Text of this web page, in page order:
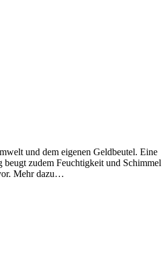
und dem eigenen Geldbeutel. Eine
beugt zudem Feuchtigkeit und Schimmel
Mehr dazu…